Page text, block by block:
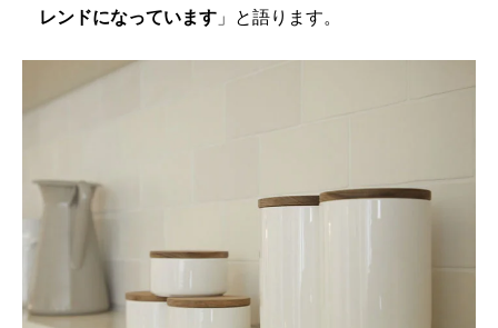
レンドになっています 」と語ります。